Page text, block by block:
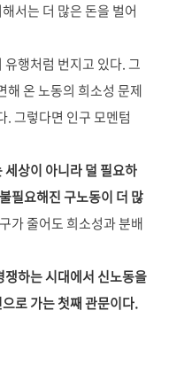
서는 더 많은 돈을 벌어
행처럼 번지고 있다. 그
해 온 노동의 희소성 문제
. 그렇다면 인구 모멘텀
상이 아니라 덜 필요하
필요해진 구노동이 더 많
가 줄어도 희소성과 분배
하는 시대에서 신노동을
로 가는 첫째 관문이다.